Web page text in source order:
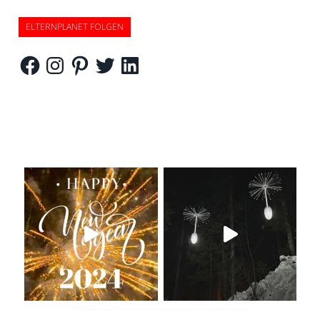
ELTERNPLANET FOLGEN
FacebookInstagramPinterestTwitterLinkedIn